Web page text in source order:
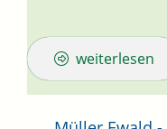
weiterlesen